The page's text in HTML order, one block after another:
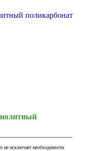
не исключает необходимости